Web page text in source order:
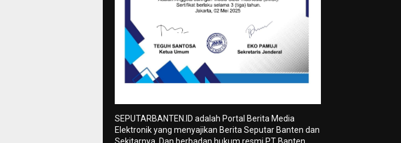
SEPUTARBANTEN.ID adalah Portal Berita Media
Elektronik yang menyajikan Berita Seputar Banten dan